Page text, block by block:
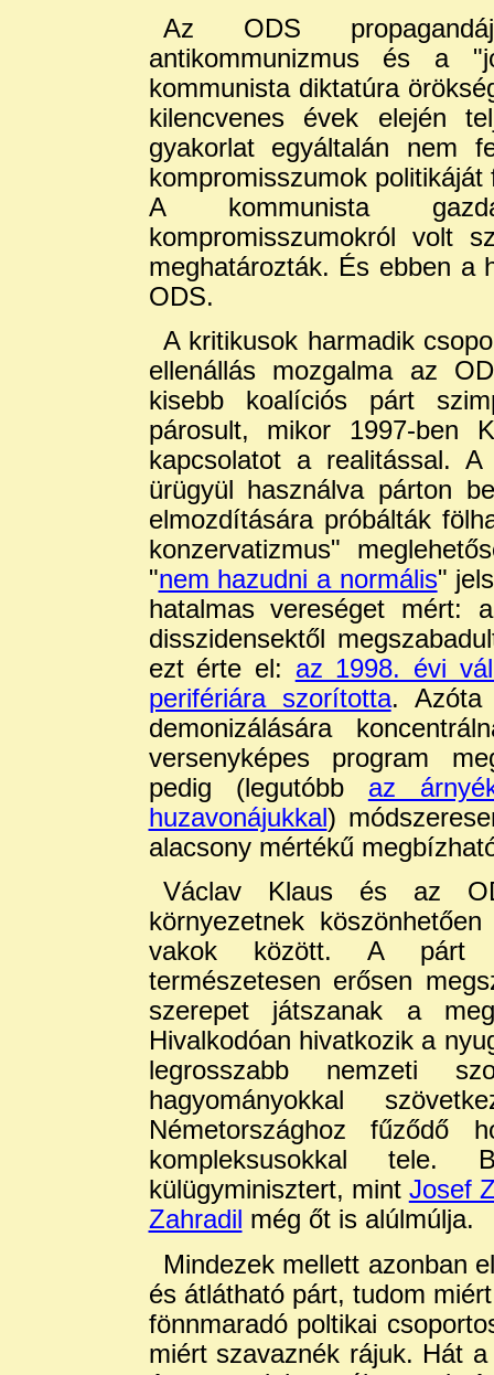
Az ODS
antikommunizmus és a
kommunista diktatúra
kilencvenes évek elején
gyakorlat egyáltalán nem
kompromisszumok
A kommunista
kompromisszumokról volt
meghatározták. És ebben a
ODS.
A kritikusok harmadik
ellenállás mozgalma az
kisebb koalíciós párt
párosult, mikor 1997-ben
kapcsolatot a realitással.
ürügyül használva párton
elmozdítására próbálták
konzervatizmus"
"nem hazudni a normális"
hatalmas vereséget mért:
disszidensektől
ezt érte el: az 1998. évi
perifériára szorította. Azóta
demonizálására
versenyképes program
pedig (legutóbb az
huzavonájukkal)
alacsony mértékű
Václav Klaus és az
környezetnek
vakok között. A párt
természetesen erősen
szerepet játszanak a
Hivalkodóan hivatkozik a
legrosszabb nemzeti
hagyományokkal
Németországhoz fűződő
kompleksusokkal tele.
külügyminisztert, mint Josef
Zahradil még őt is alúlmúlja.
Mindezek mellett azonban
és átlátható párt, tudom
fönnmaradó poltikai
miért szavaznék rájuk. Hát